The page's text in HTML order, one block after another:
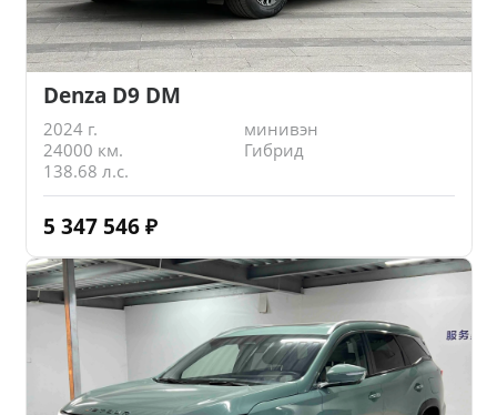
Denza D9 DM
2024 г.
минивэн
24000 км.
Гибрид
138.68 л.с.
5 347 546 ₽